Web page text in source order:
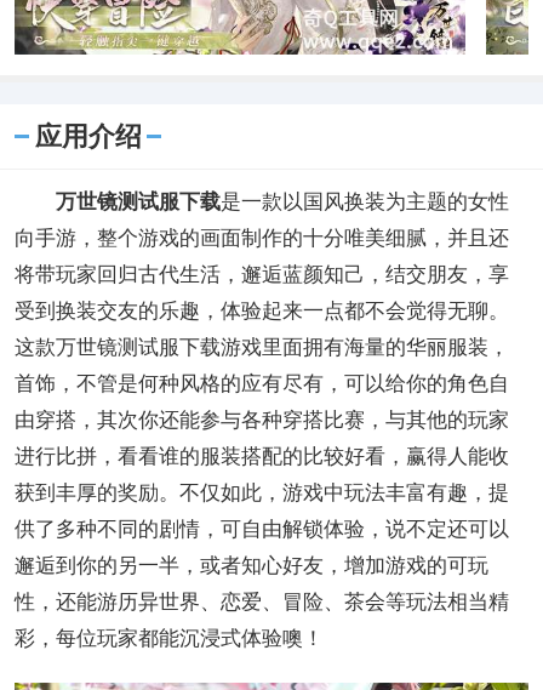
应用介绍
万世镜测试服下载是一款以国风换装为主题的女性
向手游，整个游戏的画面制作的十分唯美细腻，并且还
将带玩家回归古代生活，邂逅蓝颜知己，结交朋友，享
受到换装交友的乐趣，体验起来一点都不会觉得无聊。
这款万世镜测试服下载游戏里面拥有海量的华丽服装，
首饰，不管是何种风格的应有尽有，可以给你的角色自
由穿搭，其次你还能参与各种穿搭比赛，与其他的玩家
进行比拼，看看谁的服装搭配的比较好看，赢得人能收
获到丰厚的奖励。不仅如此，游戏中玩法丰富有趣，提
供了多种不同的剧情，可自由解锁体验，说不定还可以
邂逅到你的另一半，或者知心好友，增加游戏的可玩
性，还能游历异世界、恋爱、冒险、茶会等玩法相当精
彩，每位玩家都能沉浸式体验噢！